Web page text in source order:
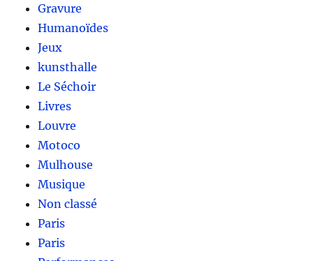
Gravure
Humanoïdes
Jeux
kunsthalle
Le Séchoir
Livres
Louvre
Motoco
Mulhouse
Musique
Non classé
Paris
Paris